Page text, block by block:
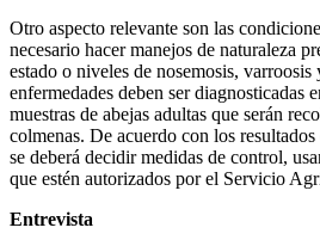
Otro aspecto relevante son las
necesario hacer manejos de naturaleza
estado o niveles de nosemosis, varroosis
enfermedades deben ser diagnosticadas
muestras de abejas adultas que serán
colmenas. De acuerdo con los
se deberá decidir medidas de control,
que estén autorizados por el Servicio
Entrevista